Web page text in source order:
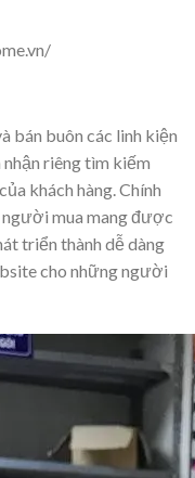
bán buôn các linh kiện
riêng tìm kiếm
khách hàng. Chính
người mua mang được
triển thành dễ dàng
cho những người